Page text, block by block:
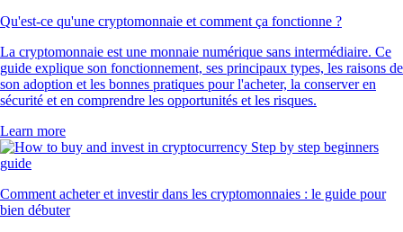
Qu'est-ce qu'une cryptomonnaie et comment ça fonctionne ?
La cryptomonnaie est une monnaie numérique sans intermédiaire. Ce
guide explique son fonctionnement, ses principaux types, les raisons de
son adoption et les bonnes pratiques pour l'acheter, la conserver en
sécurité et en comprendre les opportunités et les risques.
Learn more
Comment acheter et investir dans les cryptomonnaies : le guide pour
bien débuter